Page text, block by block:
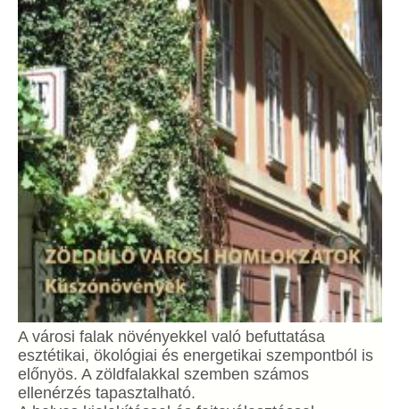
A városi falak növényekkel való befuttatása
esztétikai, ökológiai és energetikai szempontból is
előnyös. A zöldfalakkal szemben számos
ellenérzés tapasztalható.